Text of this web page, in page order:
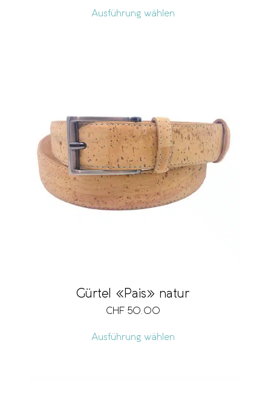
Ausführung wählen
Gürtel «Pais» natur
CHF 50.00
Ausführung wählen